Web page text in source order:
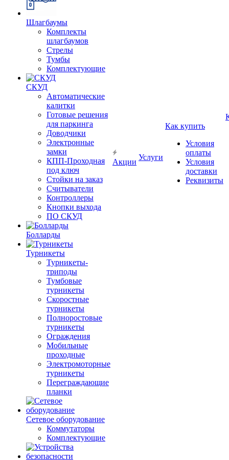
Шлагбаумы
Комплекты
шлагбаумов
Стрелы
Тумбы
Комплектующие
СКУД
Автоматические
калитки
Готовые решения
для паркинга
Доводчики
Электронные
замки
КПП-Проходная
под ключ
Стойки на заказ
Считыватели
Контроллеры
Кнопки выхода
ПО СКУД
Болларды
Турникеты
Турникеты-
триподы
Тумбовые
турникеты
Скоростные
турникеты
Полноростовые
турникеты
Ограждения
Мобильные
проходные
Электромоторные
турникеты
Переграждающие
планки
Сетевое оборудование
Коммутаторы
Комплектующие
Акции
Услуги
Как купить
Условия
оплаты
Условия
доставки
Реквизиты